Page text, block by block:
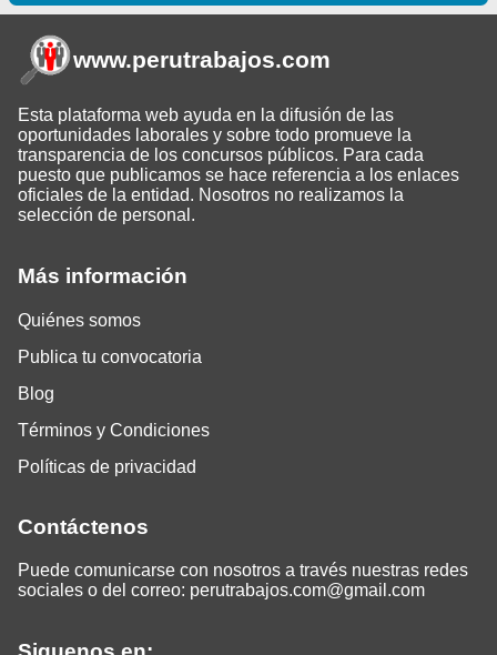
Más información
Quiénes somos
Publica tu convocatoria
Blog
Términos y Condiciones
Políticas de privacidad
Contáctenos
Puede comunicarse con nosotros a través nuestras redes
sociales o del correo: perutrabajos.com@gmail.com
www.perutrabajos.com
Esta plataforma web ayuda en la difusión de las
oportunidades laborales y sobre todo promueve la
transparencia de los concursos públicos. Para cada
puesto que publicamos se hace referencia a los enlaces
oficiales de la entidad. Nosotros no realizamos la
selección de personal.